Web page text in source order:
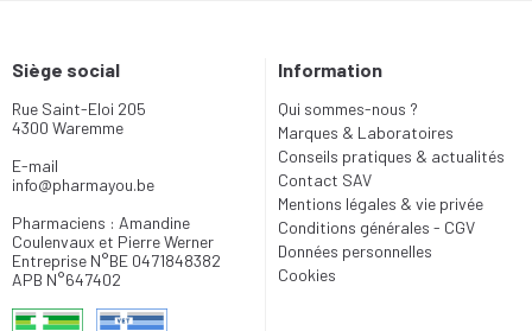
Siège social
Rue Saint-Eloi 205
4300 Waremme
E-mail
info@pharmayou.be
Pharmaciens : Amandine
Coulenvaux et Pierre Werner
Entreprise N°BE 0471848382
APB N°647402
Information
Qui sommes-nous ?
Marques & Laboratoires
Conseils pratiques & actualités
Contact SAV
Mentions légales & vie privée
Conditions générales - CGV
Données personnelles
Cookies